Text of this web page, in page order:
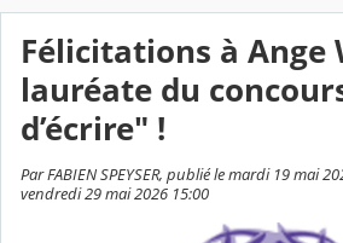
Félicitations à Ange
lauréate du
d’écrire" !
Par FABIEN SPEYSER, publié le mardi 19 mai
vendredi 29 mai 2026 15:00